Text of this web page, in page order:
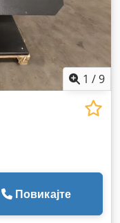
1 /9
Повикајте